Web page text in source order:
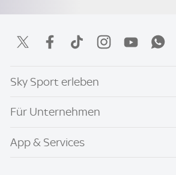
Sky Sport erleben
Für Unternehmen
App & Services